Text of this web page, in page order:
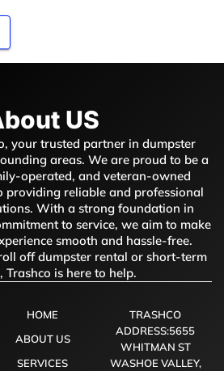
US
your trusted partner in dumpster
areas. We are proud to be a
operated, and veteran-owned
providing reliable and professional
With a strong foundation in
to service, we aim to make
smooth and hassle-free.
off dumpster rental or short-term
Trashco is here to help.
HOME
ABOUT US
SERVICES
TRASHCO
ADDRESS:5655
WHITMAN ST
WASHOE VALLEY,